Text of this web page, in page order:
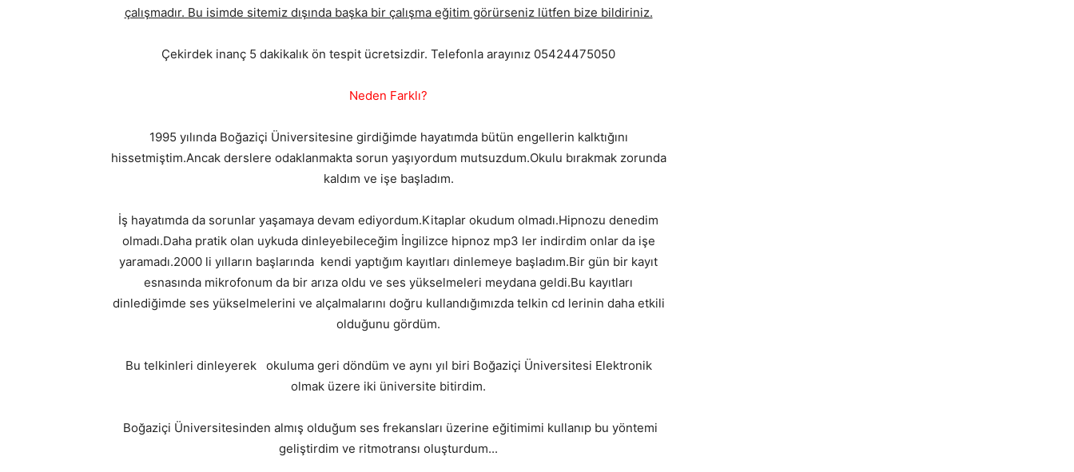
çalışmadır. Bu isimde sitemiz dışında başka bir çalışma eğitim görürseniz lütfen bize bildiriniz.
Çekirdek inanç 5 dakikalık ön tespit ücretsizdir. Telefonla arayınız 05424475050
Neden Farklı?
1995 yılında Boğaziçi Üniversitesine girdiğimde hayatımda bütün engellerin kalktığını
hissetmiştim.Ancak derslere odaklanmakta sorun yaşıyordum mutsuzdum.Okulu bırakmak zorunda
kaldım ve işe başladım.
İş hayatımda da sorunlar yaşamaya devam ediyordum.Kitaplar okudum olmadı.Hipnozu denedim
olmadı.Daha pratik olan uykuda dinleyebileceğim İngilizce hipnoz mp3 ler indirdim onlar da işe
yaramadı.2000 li yılların başlarında kendi yaptığım kayıtları dinlemeye başladım.Bir gün bir kayıt
esnasında mikrofonum da bir arıza oldu ve ses yükselmeleri meydana geldi.Bu kayıtları
dinlediğimde ses yükselmelerini ve alçalmalarını doğru kullandığımızda telkin cd lerinin daha etkili
olduğunu gördüm.
Bu telkinleri dinleyerek okuluma geri döndüm ve aynı yıl biri Boğaziçi Üniversitesi Elektronik
olmak üzere iki üniversite bitirdim.
Boğaziçi Üniversitesinden almış olduğum ses frekansları üzerine eğitimimi kullanıp bu yöntemi
geliştirdim ve ritmotransı oluşturdum...